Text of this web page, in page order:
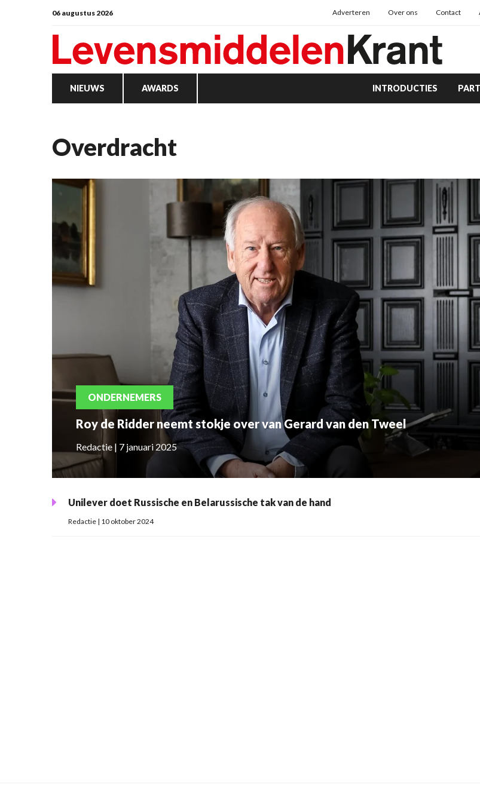
06 augustus 2026 Adverteren Over ons Contact
NIEUWS AWARDS INTRODUCTIES
overdracht
ONDERNEMERS
Roy de Ridder neemt stokje over van Gerard van den Tweel
Redactie | 7 januari 2025
Unilever doet Russische en Belarussische tak van de hand
Redactie | 10 oktober 2024